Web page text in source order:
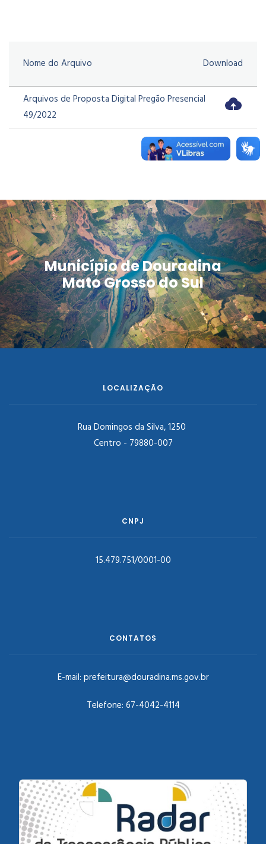
Nome do Arquivo Download
Arquivos de Proposta Digital Pregão Presencial
49/2022
Município de Douradina
Mato Grosso do Sul
LOCALIZAÇÃO
Rua Domingos da Silva, 1250
Centro - 79880-007
CNPJ
15.479.751/0001-00
CONTATOS
E-mail: prefeitura@douradina.ms.gov.br
Telefone: 67-4042-4114